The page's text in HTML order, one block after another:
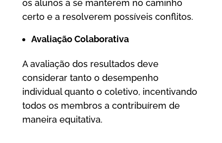
os alunos a se manterem no caminho
certo e a resolverem possíveis conflitos.
Avaliação Colaborativa
A avaliação dos resultados deve
considerar tanto o desempenho
individual quanto o coletivo, incentivando
todos os membros a contribuírem de
maneira equitativa.